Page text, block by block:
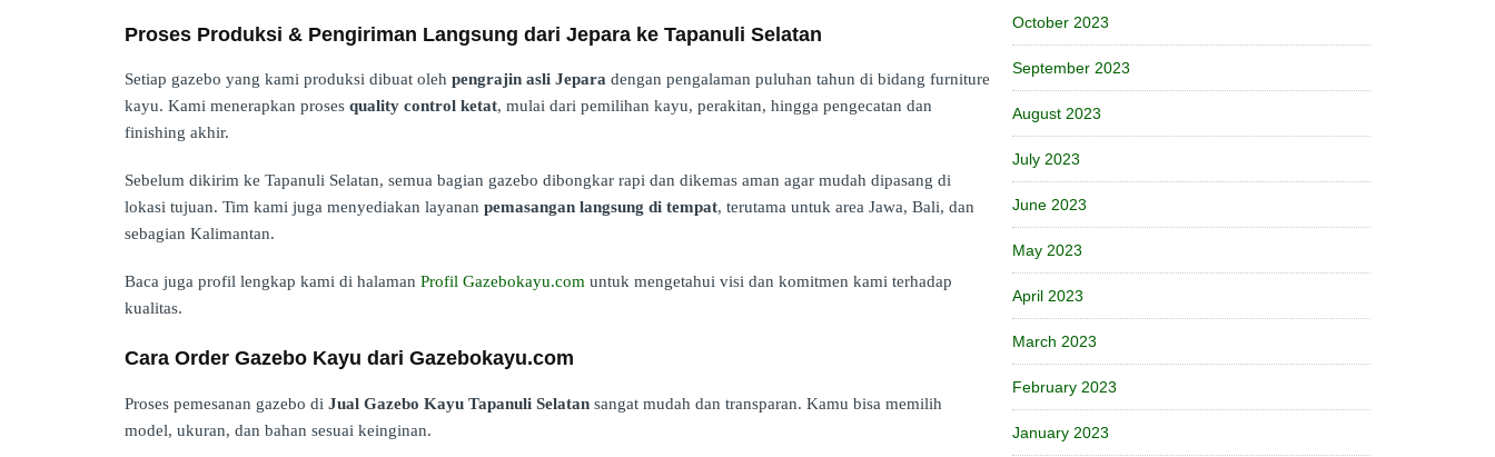
Proses Produksi & Pengiriman Langsung dari Jepara ke Tapanuli Selatan
Setiap gazebo yang kami produksi dibuat oleh pengrajin asli Jepara dengan pengalaman puluhan tahun di bidang furniture
kayu. Kami menerapkan proses quality control ketat, mulai dari pemilihan kayu, perakitan, hingga pengecatan dan
finishing akhir.
Sebelum dikirim ke Tapanuli Selatan, semua bagian gazebo dibongkar rapi dan dikemas aman agar mudah dipasang di
lokasi tujuan. Tim kami juga menyediakan layanan pemasangan langsung di tempat, terutama untuk area Jawa, Bali, dan
sebagian Kalimantan.
Baca juga profil lengkap kami di halaman Profil Gazebokayu.com untuk mengetahui visi dan komitmen kami terhadap
kualitas.
Cara Order Gazebo Kayu dari Gazebokayu.com
Proses pemesanan gazebo di Jual Gazebo Kayu Tapanuli Selatan sangat mudah dan transparan. Kamu bisa memilih
model, ukuran, dan bahan sesuai keinginan.
October 2023
September 2023
August 2023
July 2023
June 2023
May 2023
April 2023
March 2023
February 2023
January 2023